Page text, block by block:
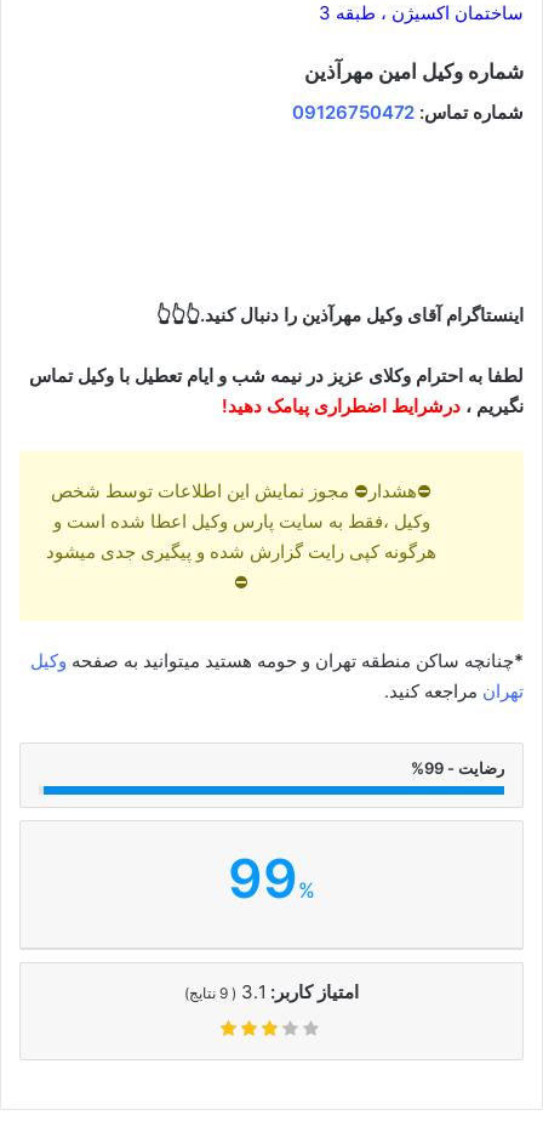
ساختمان اکسیژن ، طبقه 3
شماره وکیل امین مهرآذین
شماره تماس: 09126750472
اینستاگرام آقای وکیل مهرآذین را دنبال کنید.👆👆👆
لطفا به احترام وکلای عزیز در نیمه شب و ایام تعطیل با وکیل تماس
نگیریم ، درشرایط اضطراری پیامک دهید!
⛔هشدار⛔ مجوز نمایش این اطلاعات توسط شخص
وکیل ،فقط به سایت پارس وکیل اعطا شده است و
هرگونه کپی رایت گزارش شده و پیگیری جدی میشود
⛔
*چنانچه ساکن منطقه تهران و حومه هستید میتوانید به صفحه وکیل
تهران مراجعه کنید.
رضایت - 99%
99%
امتیاز کاربر: 3.1
(
9 نتایج)